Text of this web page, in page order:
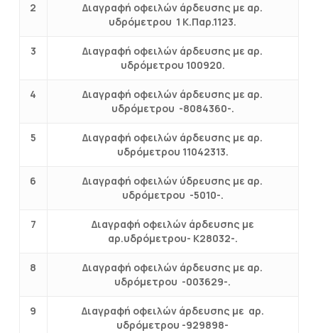
2
Διαγραφή οφειλών άρδευσης με αρ.
υδρόμετρου 1 Κ.Παρ.1123.
3
Διαγραφή οφειλών άρδευσης με αρ.
υδρόμετρου 100920.
4
Διαγραφή οφειλών άρδευσης με αρ.
υδρόμετρου -8084360-.
5
Διαγραφή οφειλών άρδευσης με αρ.
υδρόμετρου 11042313.
6
Διαγραφή οφειλών ύδρευσης με αρ.
υδρόμετρου -5010-.
7
Διαγραφή οφειλών άρδευσης με
αρ.υδρόμετρου- Κ28032-.
8
Διαγραφή οφειλών άρδευσης με αρ.
υδρόμετρου -003629-.
9
Διαγραφή οφειλών άρδευσης με αρ.
υδρόμετρου -929898-